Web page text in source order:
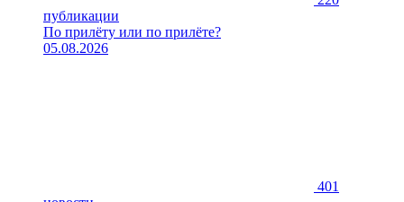
публикации
По прилёту или по прилёте?
05.08.2026
401